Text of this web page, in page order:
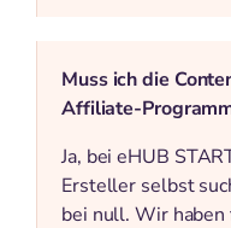
Muss ich die
Affiliate-
Ja, bei eHUB
Ersteller selbst
bei null. Wir